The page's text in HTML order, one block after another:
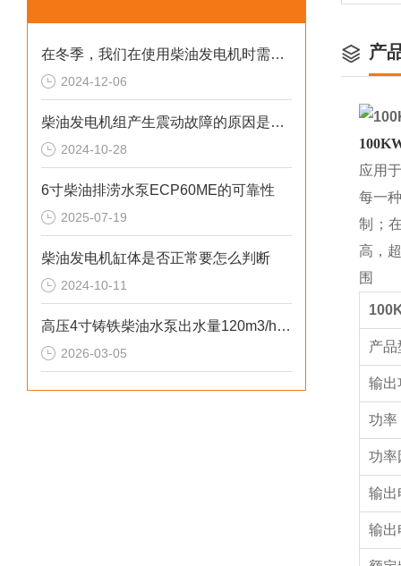
在冬季，我们在使用柴油发电机时需要注意什么呢？
2024-12-06
柴油发电机组产生震动故障的原因是什么？
2024-10-28
6寸柴油排涝水泵ECP60ME的可靠性
2025-07-19
柴油发电机缸体是否正常要怎么判断
2024-10-11
高压4寸铸铁柴油水泵出水量120m3/h参数
2026-03-05
产
100
应用
每一
制；
高，
围
100
产品
输出
功率
功率
输出
输出